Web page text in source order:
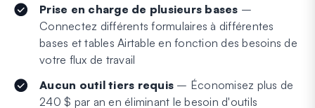
Prise en charge de plusieurs bases –
Connectez différents formulaires à différentes
bases et tables Airtable en fonction des besoins de
votre flux de travail
Aucun outil tiers requis – Économisez plus de
240 $ par an en éliminant le besoin d'outils